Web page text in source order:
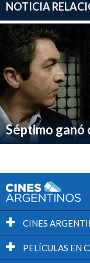
NOTICIA
Séptimo ganó
CINES
PELÍCULAS EN